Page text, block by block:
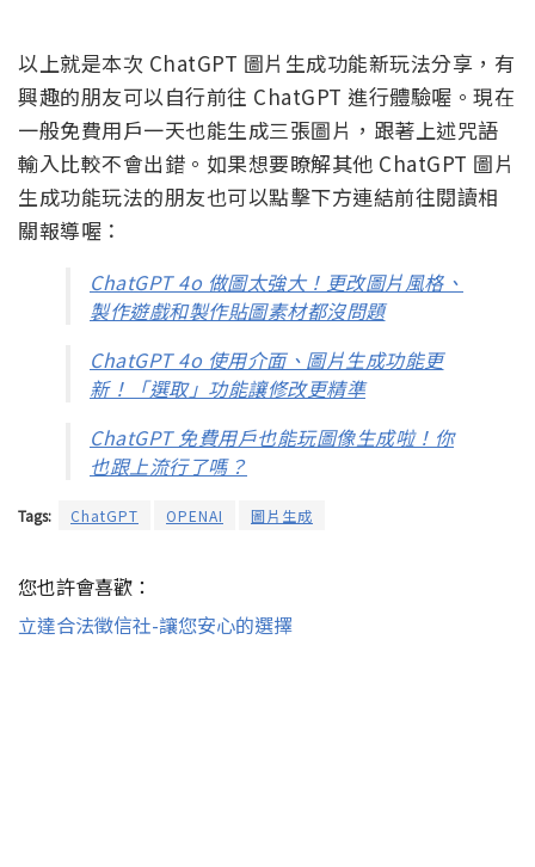
以上就是本次 ChatGPT 圖片生成功能新玩法分享，有
興趣的朋友可以自行前往 ChatGPT 進行體驗喔。現在
一般免費用戶一天也能生成三張圖片，跟著上述咒語
輸入比較不會出錯。如果想要瞭解其他 ChatGPT 圖片
生成功能玩法的朋友也可以點擊下方連結前往閱讀相
關報導喔：
ChatGPT 4o 做圖太強大！更改圖片風格、
製作遊戲和製作貼圖素材都沒問題
ChatGPT 4o 使用介面、圖片生成功能更
新！「選取」功能讓修改更精準
ChatGPT 免費用戶也能玩圖像生成啦！你
也跟上流行了嗎？
Tags: ChatGPT OPENAI 圖片生成
您也許會喜歡：
立達合法徵信社-讓您安心的選擇